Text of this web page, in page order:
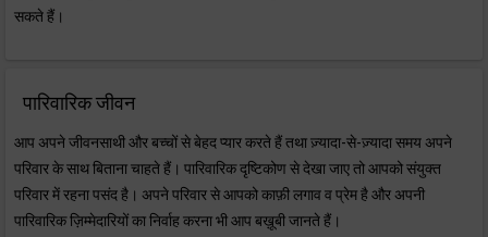
सकते हैं।
पारिवारिक जीवन
आप अपने जीवनसाथी और बच्चों से बेहद प्यार करते हैं तथा ज़्यादा-से-ज़्यादा समय अपने
परिवार के साथ बिताना चाहते हैं। पारिवारिक दृष्टिकोण से देखा जाए तो आपको संयुक्त
परिवार में रहना पसंद है। अपने परिवार से आपको काफ़ी लगाव व प्रेम है और अपनी
पारिवारिक ज़िम्मेदारियों का निर्वाह करना भी आप बख़ूबी जानते हैं।